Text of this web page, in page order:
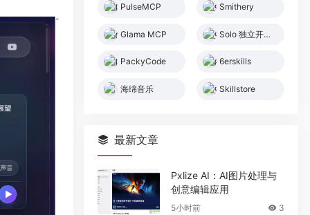
PulseMCP Smithery
Glama MCP Solo 独立开发者社区
PackyCode 6erskills
海绵音乐 Skillstore
最新文章
Pxlize AI：AI图片处理与
创意编辑应用
5小时前 3